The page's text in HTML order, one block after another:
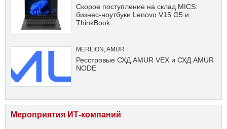
Скорое поступление на склад MICS:
бизнес-ноутбуки Lenovo V15 G5 и
ThinkBook
MERLION ,AMUR
Ресстровые СХД AMUR VEX и СХД AMUR
NODE
Мероприятия ИТ-компаний